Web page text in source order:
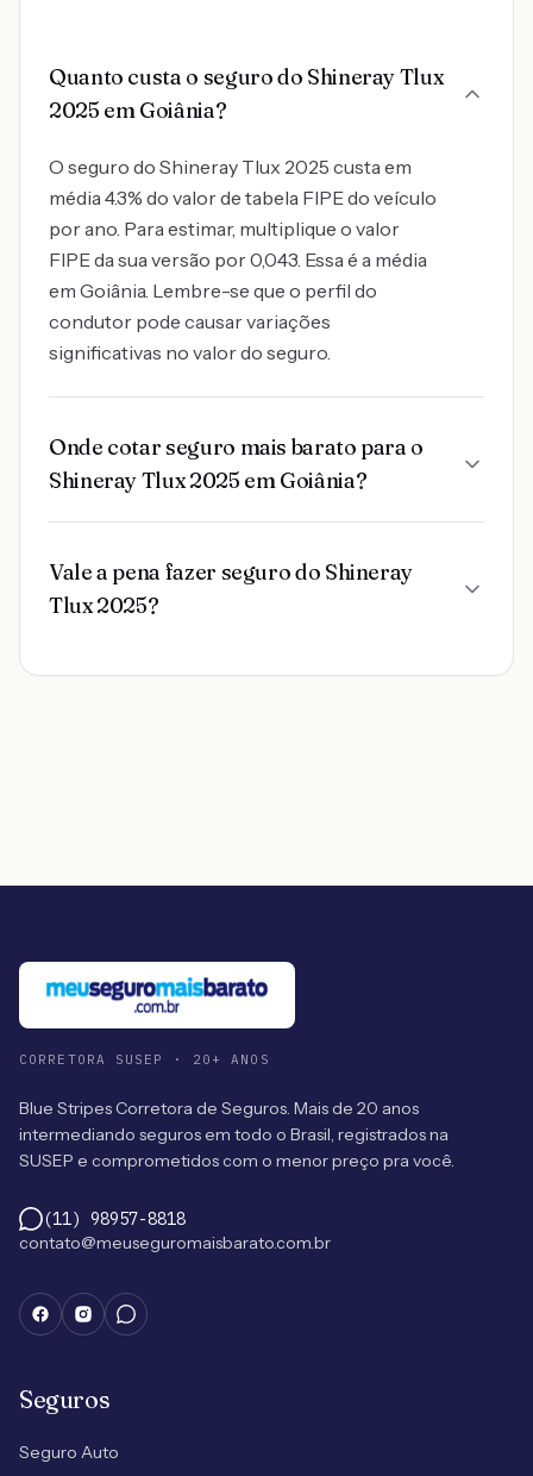
Quanto custa o seguro do Shineray Tlux
2025 em Goiânia?
O seguro do Shineray Tlux 2025 custa em
média 4.3% do valor de tabela FIPE do veículo
por ano. Para estimar, multiplique o valor
FIPE da sua versão por 0,043. Essa é a média
em Goiânia. Lembre-se que o perfil do
condutor pode causar variações
significativas no valor do seguro.
Onde cotar seguro mais barato para o
Shineray Tlux 2025 em Goiânia?
Vale a pena fazer seguro do Shineray
Tlux 2025?
CORRETORA SUSEP · 20+ ANOS
Blue Stripes Corretora de Seguros. Mais de 20 anos
intermediando seguros em todo o Brasil, registrados na
SUSEP e comprometidos com o menor preço pra você.
(11) 98957-8818
contato@meuseguromaisbarato.com.br
Seguros
Seguro Auto